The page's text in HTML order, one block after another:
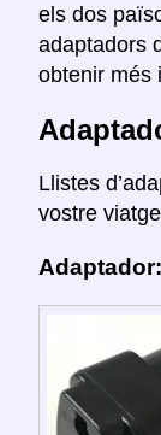
els dos
adaptadors
obtenir més
Llistes
vostre